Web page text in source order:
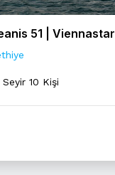
51 | Viennastar
Seyir 10 Kişi